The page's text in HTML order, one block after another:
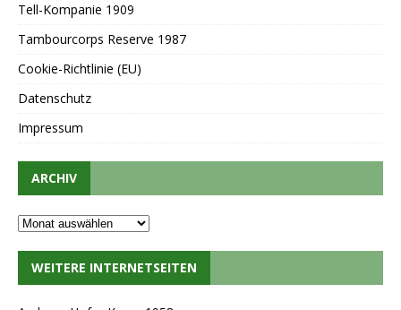
Tell-Kompanie 1909
Tambourcorps Reserve 1987
Cookie-Richtlinie (EU)
Datenschutz
Impressum
ARCHIV
WEITERE INTERNETSEITEN